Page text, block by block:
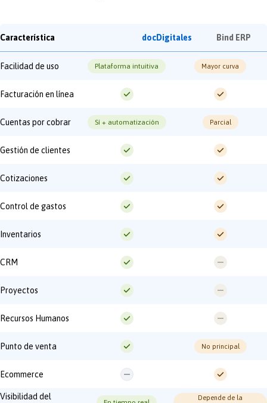
Característica docDigitales Bind ERP
Facilidad de uso Plataforma intuitiva Mayor curva
Facturación en línea
Cuentas por cobrar Sí + automatización Parcial
Gestión de clientes
Cotizaciones
Control de gastos
Inventarios
CRM
Proyectos
Recursos Humanos
Punto de venta No principal
Ecommerce
Visibilidad del Depende de la